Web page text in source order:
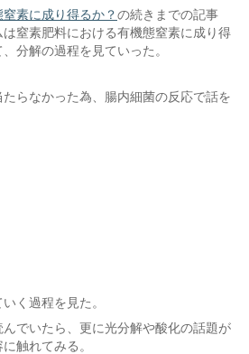
素に成り得るか？の続きまでの記事
窒素肥料における有機態窒素に成り得
分解の過程を見ていった。
らなかった為、腸内細菌の反応で話を
く過程を見た。
んでいたら、更に光分解や酸化の話題が
触れてみる。